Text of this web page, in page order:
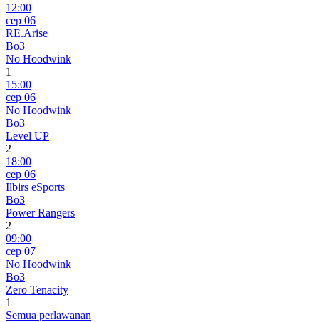
12:00
сер 06
RE.Arise
Bo3
No Hoodwink
1
15:00
сер 06
No Hoodwink
Bo3
Level UP
2
18:00
сер 06
Ilbirs eSports
Bo3
Power Rangers
2
09:00
сер 07
No Hoodwink
Bo3
Zero Tenacity
1
Semua perlawanan